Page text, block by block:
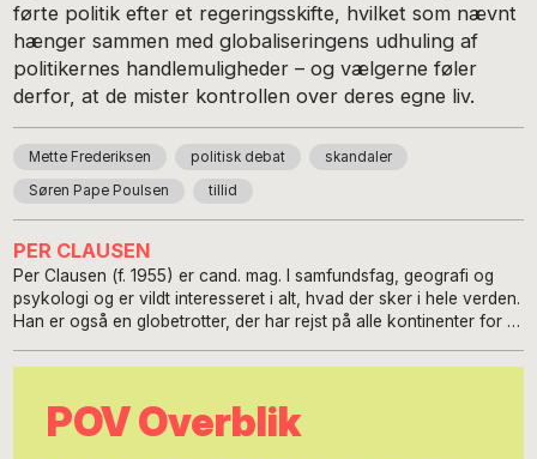
førte politik efter et regeringsskifte, hvilket som nævnt
hænger sammen med globaliseringens udhuling af
politikernes handlemuligheder – og vælgerne føler
derfor, at de mister kontrollen over deres egne liv.
Mette Frederiksen politisk debat skandaler
Søren Pape Poulsen tillid
PER CLAUSEN
Per Clausen (f. 1955) er cand. mag. I samfundsfag, geografi og
psykologi og er vildt interesseret i alt, hvad der sker i hele verden.
Han er også en globetrotter, der har rejst på alle kontinenter for at
i verdens brændpunkter. Derfor ærgrede det ham også, at han
over for de skiftende intellektuelle modestrømninger og -ismer og
kan godt lide at spille Djævelens Advokat i debatter. Han har i
POV Overblik